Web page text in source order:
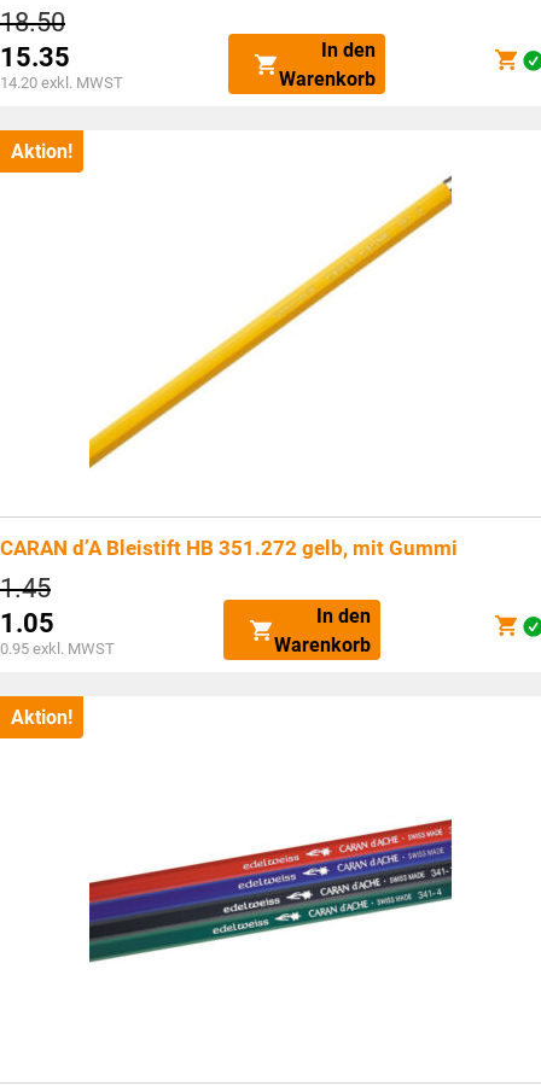
18.50Ursprünglicher
Preis
war:
CHF18.50
15.35
Aktueller
ist:
CHF15.35.
14.20 exkl. MWST
In den
Warenkorb
Aktion!
CARAN d’A Bleistift HB 351.272 gelb, mit Gummi
1.45Ursprünglicher
Preis
war:
CHF1.45
1.05
Aktueller
ist:
CHF1.05.
0.95 exkl. MWST
In den
Warenkorb
Aktion!